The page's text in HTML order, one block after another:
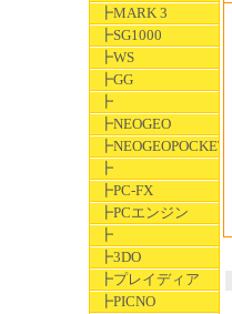
┣MARK 3
┣SG1000
┣WS
┣GG
┣
┣NEOGEO
┣NEOGEOPOCKET
┣
┣PC-FX
┣PCエンジン
┣
┣3DO
┣プレイディア
┣PICNO